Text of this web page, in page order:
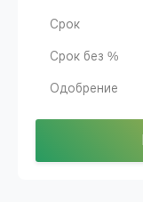
Срок
Срок без %
Одобрение